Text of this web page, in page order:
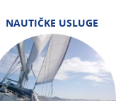
NAUTIČKE USLUGE